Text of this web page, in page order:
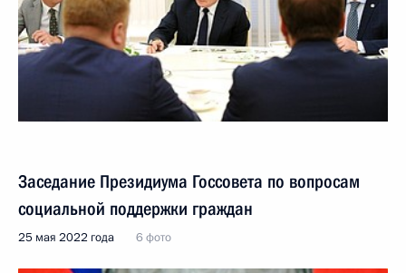
Заседание Президиума Госсовета по вопросам
социальной поддержки граждан
25 мая 2022 года 6 фото